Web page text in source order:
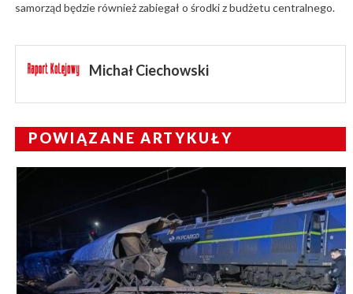
samorząd będzie również zabiegał o środki z budżetu centralnego.
Michał Ciechowski
POWIĄZANE ARTYKUŁY